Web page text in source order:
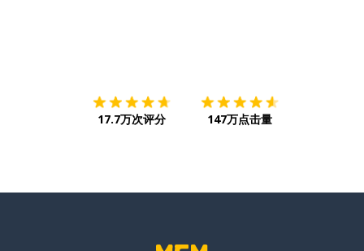
17.7万次评分 147万点击量